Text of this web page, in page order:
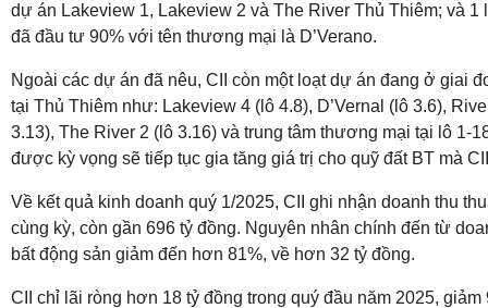
dự án Lakeview 1, Lakeview 2 và The River Thủ Thiêm; và 1
đã đầu tư 90% với tên thương mại là D’Verano.
Ngoài các dự án đã nêu, CII còn một loạt dự án đang ở giai
tại Thủ Thiêm như: Lakeview 4 (lô 4.8), D’Vernal (lô 3.6),
3.13), The River 2 (lô 3.16) và trung tâm thương mại tại lô 1-
được kỳ vọng sẽ tiếp tục gia tăng giá trị cho quỹ đất BT mà
Về kết quả kinh doanh quý 1/2025, CII ghi nhận doanh thu
cùng kỳ, còn gần 696 tỷ đồng. Nguyên nhân chính đến từ
bất động sản giảm đến hơn 81%, về hơn 32 tỷ đồng.
CII chỉ lãi ròng hơn 18 tỷ đồng trong quý đầu năm 2025,